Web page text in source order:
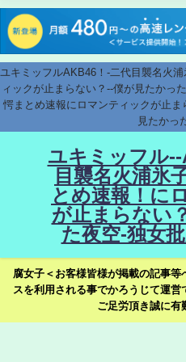
ユキミッフルAKB46！-二代目襲名火
ィックが止まらない？--僕が見たかっ
愕まとめ速報にロマンティックが止
見たかっ
ユキミッフル
目襲名火浦氷
とめ速報！に
が止まらない
た夜空-独女
腐女子＜お客様皆様が掲載の記事
スを利用される事でかろうじて運
ご足労頂き誠に有